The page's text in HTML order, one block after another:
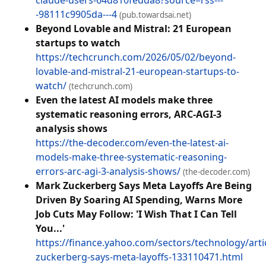
-98111c9905da---4 (pub.towardsai.net)
Beyond Lovable and Mistral: 21 European
startups to watch
https://techcrunch.com/2026/05/02/beyond-
lovable-and-mistral-21-european-startups-to-
watch/ (techcrunch.com)
Even the latest AI models make three
systematic reasoning errors, ARC-AGI-3
analysis shows
https://the-decoder.com/even-the-latest-ai-
models-make-three-systematic-reasoning-
errors-arc-agi-3-analysis-shows/ (the-decoder.com)
Mark Zuckerberg Says Meta Layoffs Are Being
Driven By Soaring AI Spending, Warns More
Job Cuts May Follow: 'I Wish That I Can Tell
You...'
https://finance.yahoo.com/sectors/technology/
zuckerberg-says-meta-layoffs-133110471.html